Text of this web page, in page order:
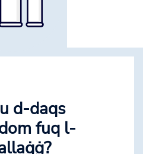
d-daqs
fuq l-